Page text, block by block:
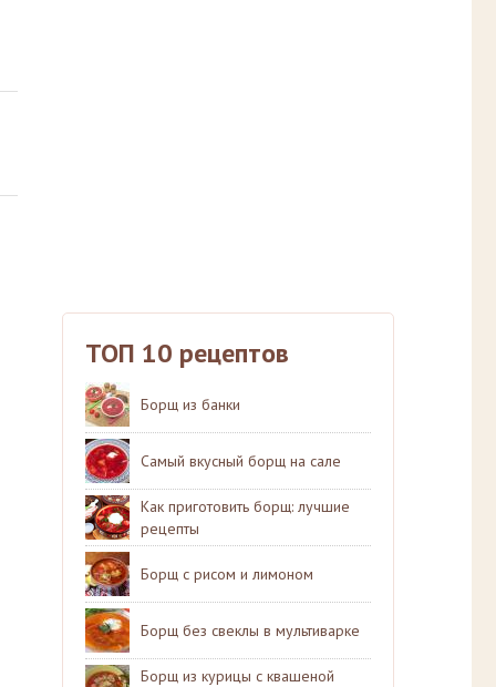
ТОП 10 рецептов
Борщ из банки
Самый вкусный борщ на сале
Как приготовить борщ: лучшие
рецепты
Борщ с рисом и лимоном
Борщ без свеклы в мультиварке
Борщ из курицы с квашеной